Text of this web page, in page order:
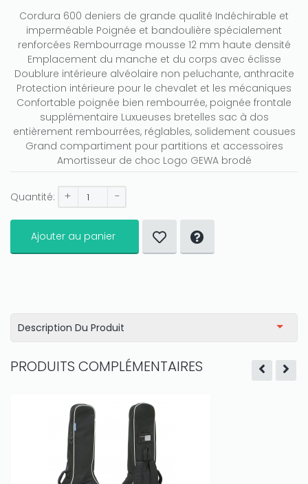
Cordura 600 deniers de grande qualité Indéchirable et
imperméable Poignée et bandoulière spécialement
renforcées Rembourrage mousse 12 mm haute densité
Emplacement du manche et du corps avec éclisse
Doublure intérieure alvéolaire non peluchante, anthracite
Protection intérieure pour le chevalet et les mécaniques
Confortable poignée bien rembourrée, poignée frontale
supplémentaire Luxueuses bretelles sac à dos
entièrement rembourrées, réglables, solidement cousues
Grand compartiment pour partitions et accessoires
Amortisseur de choc Logo GEWA brodé
Quantité: + -
Ajouter au panier
Description Du Produit
PRODUITS COMPLÉMENTAIRES
Only play atJoo casinoif you really want to win a huge
amount on your credits!